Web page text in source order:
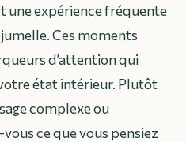
une expérience fréquente
Ces moments
d’attention qui
état intérieur. Plutôt
complexe ou
ce que vous pensiez